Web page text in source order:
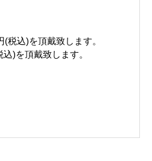
(税込)を頂戴致します。
)を頂戴致します。